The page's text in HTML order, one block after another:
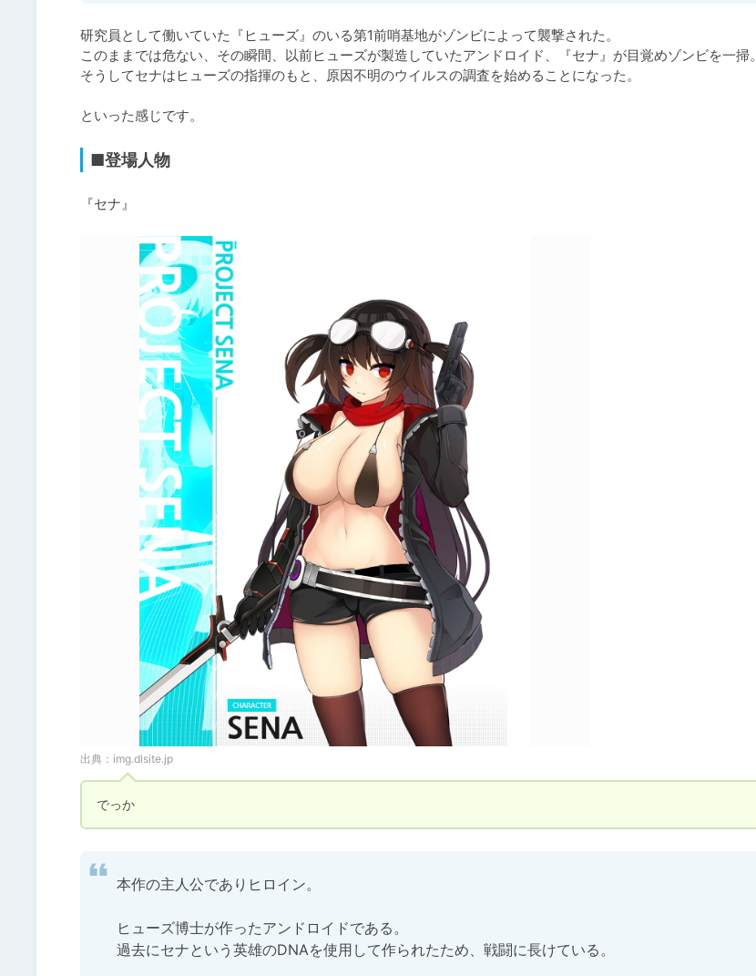
研究員として働いていた『ヒューズ』のいる第1前哨基地がゾンビによって襲撃された。
このままでは危ない、その瞬間、以前ヒューズが製造していたアンドロイド、『セナ』が目覚めゾンビを一掃。
そうしてセナはヒューズの指揮のもと、原因不明のウイルスの調査を始めることになった。
といった感じです。
■登場人物
『セナ』
出典： img.dlsite.jp
でっか
本作の主人公でありヒロイン。
ヒューズ博士が作ったアンドロイドである。
過去にセナという英雄のDNAを使用して作られたため、戦闘に長けている。